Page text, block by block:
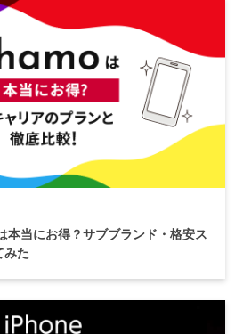
本当にお得？サブブランド・格安ス
みた